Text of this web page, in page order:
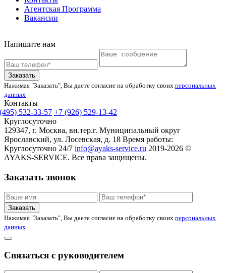
Агентская Программа
Вакансии
Напишите нам
Заказать
Нажимая "Заказать", Вы даете согласие на обработку своих персональных
данных
Контакты
532-33-57 +7 (926) 529-13-42
Круглосуточно
129347, г. Москва, вн.тер.г. Муниципальный округ
Ярославский, ул. Лосевская, д. 18 Время работы:
Круглосуточно 24/7 info@ayaks-service.ru 2019-2026 ©
AYAKS-SERVICE. Все права защищены.
Заказать звонок
Заказать
Нажимая "Заказать", Вы даете согласие на обработку своих персональных
данных
Связаться с руководителем